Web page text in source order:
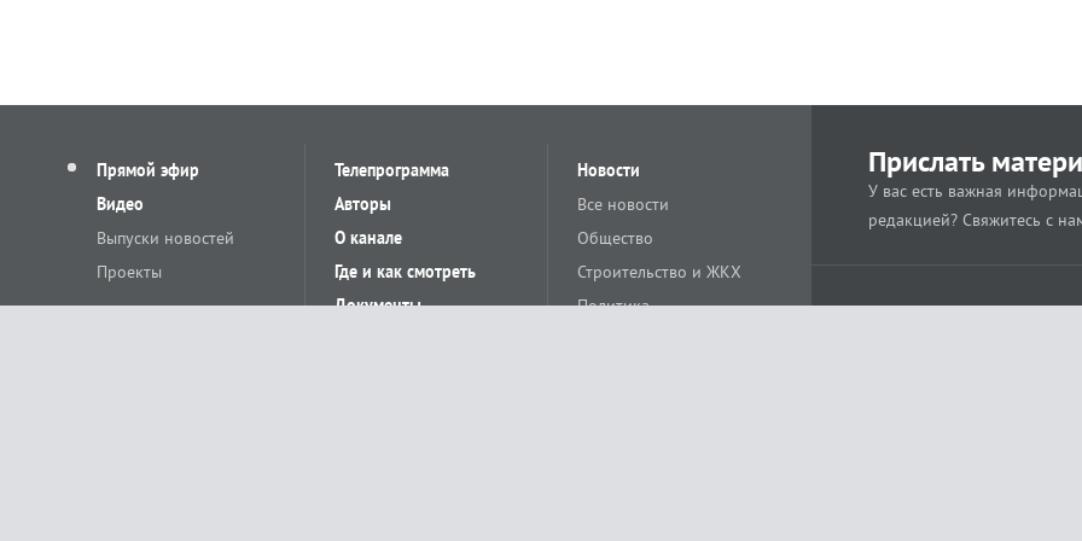
Прямой эфир
Видео
Выпуски новостей
Проекты
Телепрограмма
Авторы
О канале
Где и как смотреть
Документы
Новости
Все новости
Общество
Строительство и ЖКХ
Политика
Прислать
У вас есть важная
редакцией? Свяжитесь с